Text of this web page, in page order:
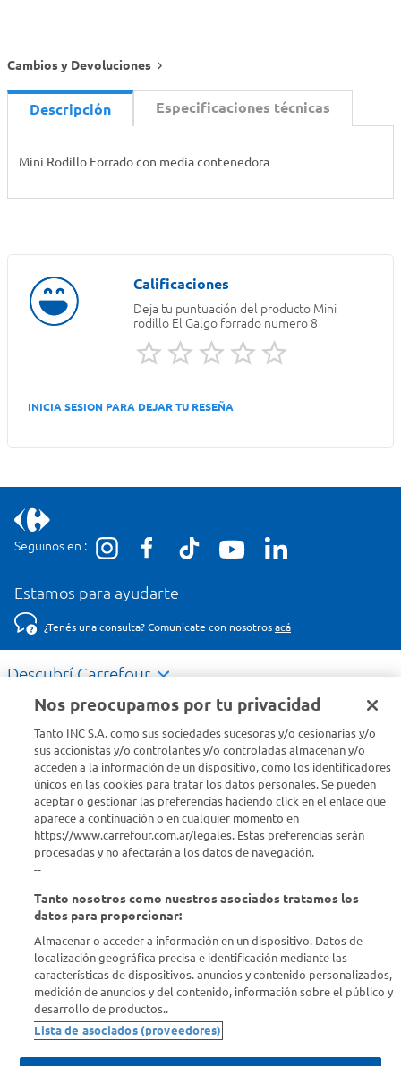
Cambios y Devoluciones
Descripción Especificaciones técnicas
Mini Rodillo Forrado con media contenedora
Deja tu puntuación del producto Mini
rodillo El Galgo forrado numero 8
INICIA SESION PARA DEJAR TU RESEÑA
Seguinos en :
Estamos para ayudarte
¿Tenés una consulta? Comunicate con nosotros acá
Descubrí Carrefour
Info útil
Comprá Online
Enterate de nuestras ofertas
que nadie.
Provincia
ENVIAR
Nos preocupamos por tu privacidad
Tanto INC S.A. como sus sociedades sucesoras y/o cesionarias y/o
sus accionistas y/o controlantes y/o controladas almacenan y/o
acceden a la información de un dispositivo, como los identificadores
únicos en las cookies para tratar los datos personales. Se pueden
aceptar o gestionar las preferencias haciendo click en el enlace que
aparece a continuación o en cualquier momento en
https://www.carrefour.com.ar/legales. Estas preferencias serán
procesadas y no afectarán a los datos de navegación.
--
Tanto nosotros como nuestros asociados tratamos los
datos para proporcionar:
Almacenar o acceder a información en un dispositivo. Datos de
localización geográfica precisa e identificación mediante las
características de dispositivos. anuncios y contenido personalizados,
medición de anuncios y del contenido, información sobre el público y
desarrollo de productos..
Lista de asociados (proveedores)